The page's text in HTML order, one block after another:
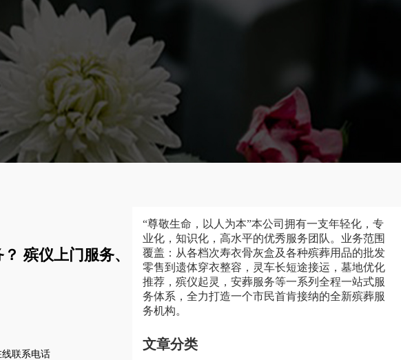
殡仪上门服务、
线联系电话
“尊敬生命，以人为本”本公司拥有一支年轻化，专
业化，知识化，高水平的优秀服务团队。业务范围
覆盖：从各档次寿衣骨灰盒及各种殡葬用品的批发
零售到遗体穿衣整容，灵车长短途接运，墓地优化
推荐，殡仪起灵，安葬服务等一系列全程一站式服
务体系，全力打造一个市民首肯接纳的全新殡葬服
务机构。
文章分类